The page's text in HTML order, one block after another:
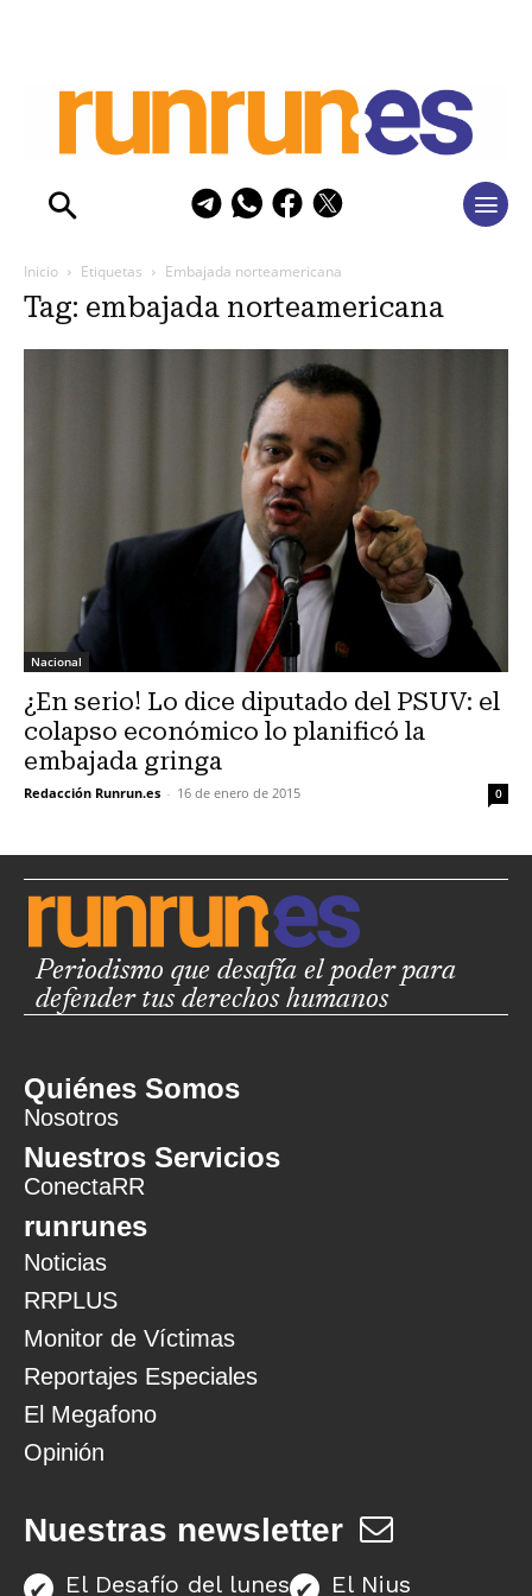
Inicio Etiquetas Embajada norteamericana
Tag: embajada norteamericana
Nacional
¿En serio! Lo dice diputado del PSUV: el
colapso económico lo planificó la
embajada gringa
Redacción Runrun.es - 16 de enero de 2015 0
Periodismo que desafía el poder para
defender tus derechos humanos
Quiénes Somos
Nosotros
Nuestros Servicios
ConectaRR
runrunes
Noticias
RRPLUS
Monitor de Víctimas
Reportajes Especiales
El Megafono
Opinión
Nuestras newsletter
El Desafío del lunes El Nius